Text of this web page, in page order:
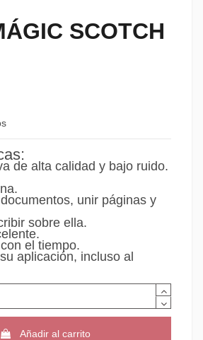
SCOTCH
de alta calidad y bajo ruido.
unir páginas y
sobre ella.
el tiempo.
aplicación, incluso al
Añadir al carrito